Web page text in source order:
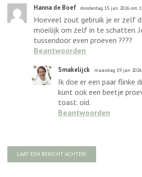
Hanna de Boef donderdag 15 jan 2026 om
Hoeveel zout gebruik je er zelf
moeilijk om zelf in te schatten.
tussendoor even proeven ????
Beantwoorden
Smakelijck maandag 19 jan
Ik doe er een paar flinke
kunt ook een beetje
toast. oid.
Beantwoorden
LAAT EEN BERICHT ACHTER!